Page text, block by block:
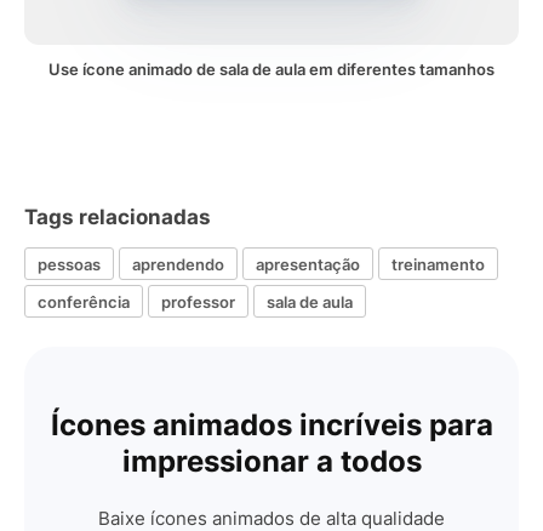
Use ícone animado de sala de aula em diferentes tamanhos
Tags relacionadas
pessoas aprendendo apresentação
treinamento
conferência
professor sala de aula
Ícones animados incríveis para
impressionar a todos
Baixe ícones animados de alta qualidade